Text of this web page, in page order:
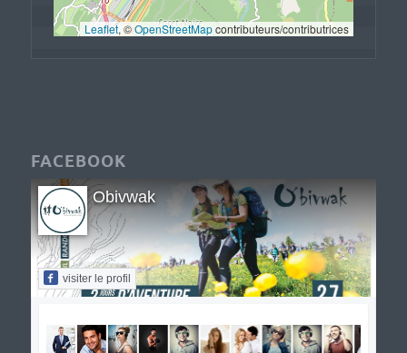
Leaflet, © OpenStreetMap contributeurs/contributrices
FACEBOOK
Obivwak
visiter le profil